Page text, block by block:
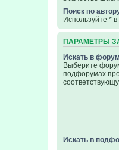
Поиск по
Используйте *
ПАРАМЕТРЫ
Искать в
Выберите
подфорумах
Искать в